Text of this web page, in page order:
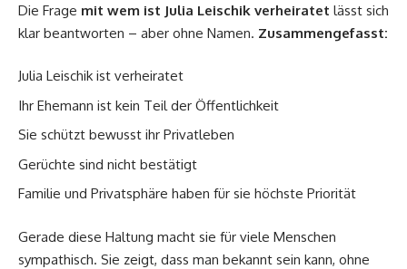
Die Frage mit wem ist Julia Leischik verheiratet lässt sich
klar beantworten – aber ohne Namen. Zusammengefasst:
Julia Leischik ist verheiratet
Ihr Ehemann ist kein Teil der Öffentlichkeit
Sie schützt bewusst ihr Privatleben
Gerüchte sind nicht bestätigt
Familie und Privatsphäre haben für sie höchste Priorität
Gerade diese Haltung macht sie für viele Menschen
sympathisch. Sie zeigt, dass man bekannt sein kann, ohne